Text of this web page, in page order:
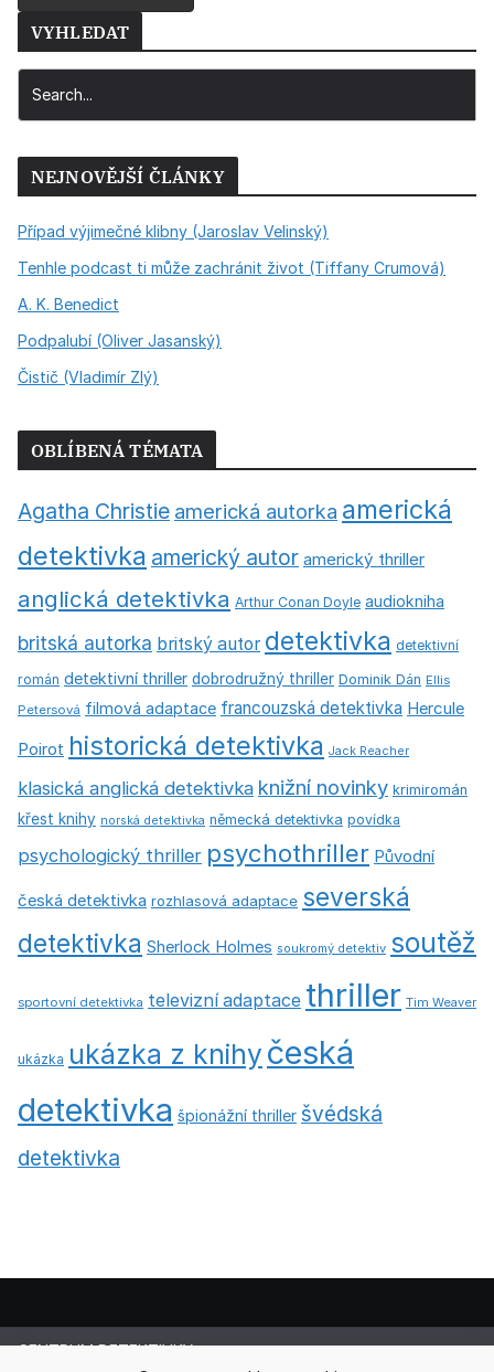
VYHLEDAT
NEJNOVĚJŠÍ ČLÁNKY
Případ výjimečné klibny (Jaroslav Velinský)
Tenhle podcast ti může zachránit život (Tiffany Crumová)
A. K. Benedict
Podpalubí (Oliver Jasanský)
Čistič (Vladimír Zlý)
OBLÍBENÁ TÉMATA
Agatha Christie americká autorka americká
detektivka americký autor americký thriller
anglická detektivka Arthur Conan Doyle audiokniha
britská autorka britský autor detektivka detektivní
román detektivní thriller dobrodružný thriller Dominik Dán Ellis
Petersová filmová adaptace francouzská detektivka Hercule
Poirot historická detektivka Jack Reacher
klasická anglická detektivka knižní novinky krimiromán
křest knihy norská detektivka německá detektivka povídka
psychologický thriller psychothriller Původní
česká detektivka rozhlasová adaptace severská
detektivka Sherlock Holmes soukromý detektiv soutěž
sportovní detektivka televizní adaptace thriller Tim Weaver
ukázka ukázka z knihy česká
detektivka špionážní thriller švédská
detektivka
CENTRUM DETEKTIVKY